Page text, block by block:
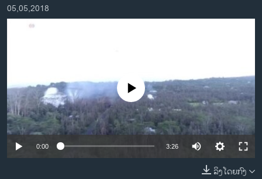
ໄປການເລືອກຕັ້ງ ປະທານາທີບໍດີ ສະຫະລັດ 2024
ອິດສະຫຼະພາບດ້ານການຂ່າວ
ຊີວິດຊາວລາວ
ຊຸມຊົນຊາວລາວ
ວິທະຍາສາດ-ເທັກໂນໂລຈີ
05,05,2018
No media source currently available
0:00 3:26
ລິງໂດຍກົງ